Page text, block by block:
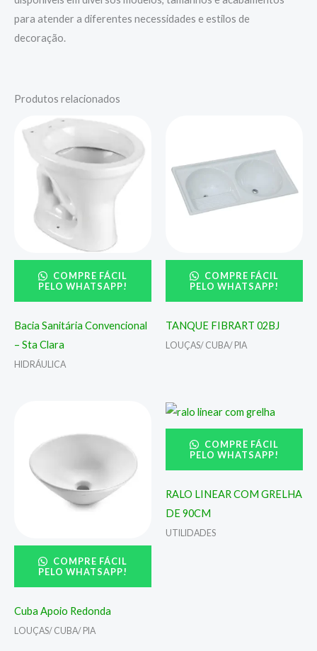
para atender a diferentes necessidades e estilos de
decoração.
Produtos relacionados
COMPRE FÁCIL
PELO WHATSAPP!
Bacia Sanitária Convencional
– Sta Clara
HIDRÁULICA
COMPRE FÁCIL
PELO WHATSAPP!
TANQUE FIBRART 02BJ
LOUÇAS/ CUBA/ PIA
COMPRE FÁCIL
PELO WHATSAPP!
Cuba Apoio Redonda
LOUÇAS/ CUBA/ PIA
COMPRE FÁCIL
PELO WHATSAPP!
RALO LINEAR COM GRELHA
DE 90CM
UTILIDADES